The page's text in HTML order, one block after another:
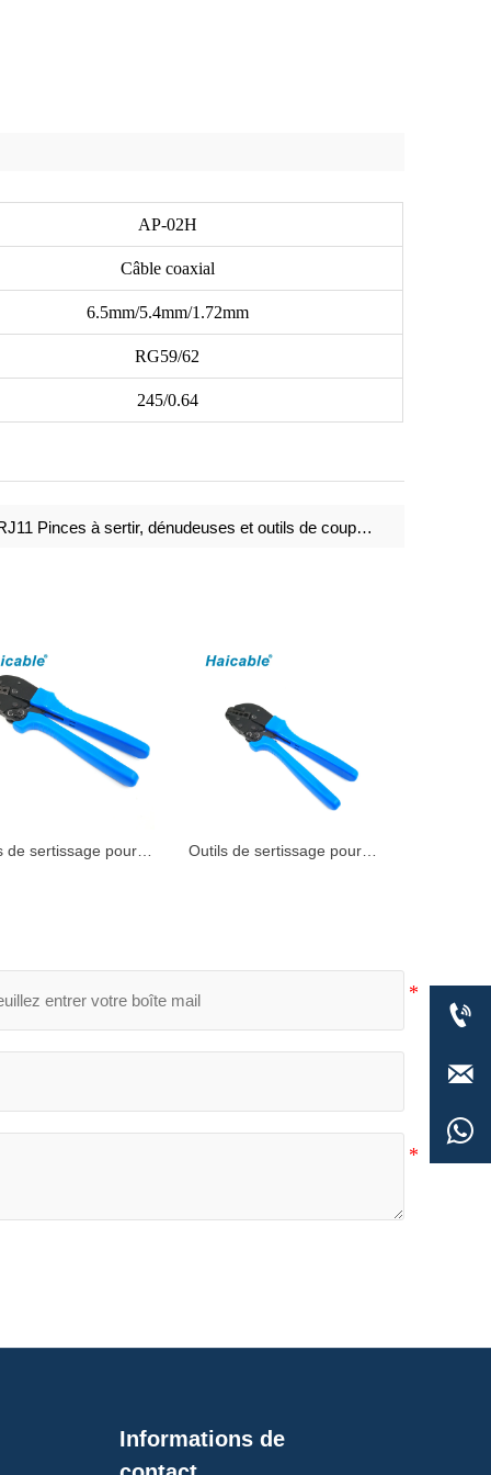
AP-02H
Câble coaxial
6.5mm/5.4mm/1.72mm
RG59/62
245/0.64
Pinces à sertir, dénudeuses et outils de coupe HT-N568R
de sertissage pour
Outils de sertissage pour
Informations de


